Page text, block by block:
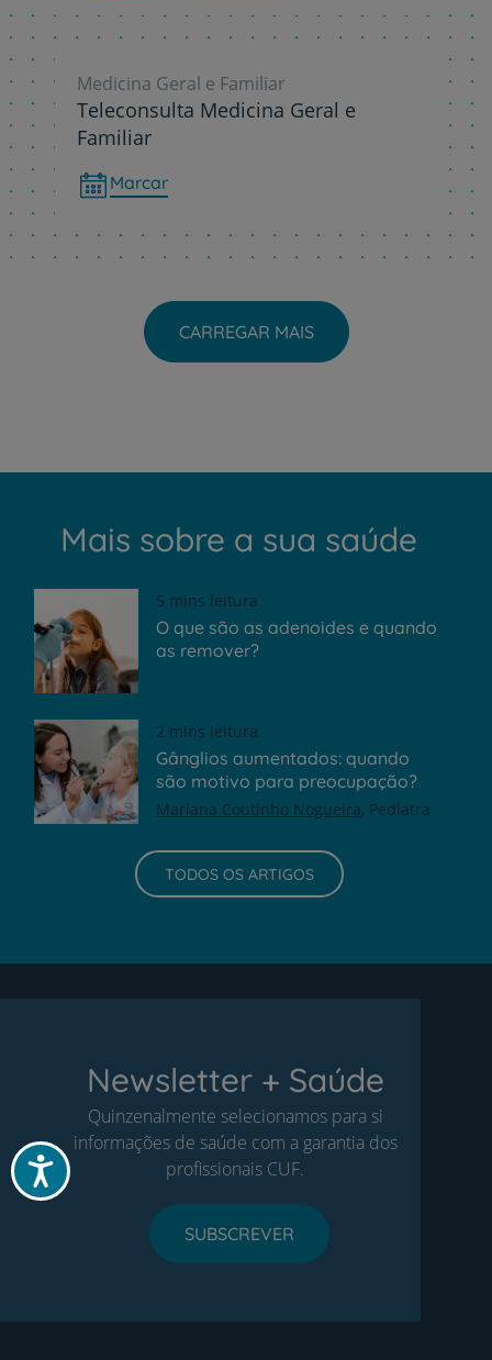
Acessibilidade
Medicina Geral e Familiar
Teleconsulta Medicina Geral e
Familiar
Marcar
CARREGAR MAIS
Mais sobre a sua saúde
5 mins leitura
O que são as adenoides e quando
as remover?
2 mins leitura
Gânglios aumentados: quando
são motivo para preocupação?
Mariana Coutinho Nogueira Pediatra
TODOS OS ARTIGOS
Newsletter + Saúde
Quinzenalmente selecionamos para si
informações de saúde com a garantia dos
profissionais CUF.
SUBSCREVER